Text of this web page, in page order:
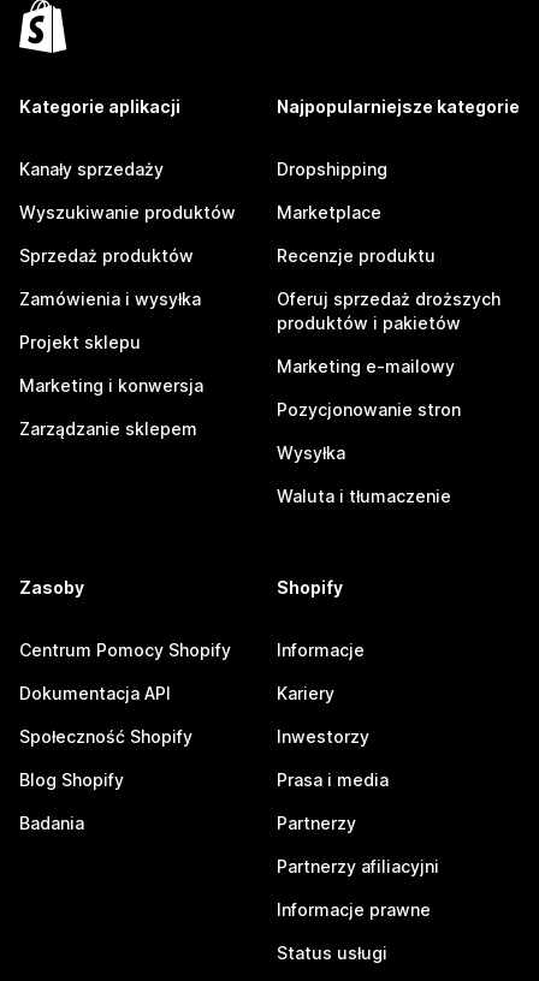
Kategorie aplikacji
Kanały sprzedaży
Wyszukiwanie produktów
Sprzedaż produktów
Zamówienia i wysyłka
Projekt sklepu
Marketing i konwersja
Zarządzanie sklepem
Najpopularniejsze kategorie
Dropshipping
Marketplace
Recenzje produktu
Oferuj sprzedaż droższych
produktów i pakietów
Marketing e-mailowy
Pozycjonowanie stron
Wysyłka
Waluta i tłumaczenie
Zasoby
Centrum Pomocy Shopify
Dokumentacja API
Społeczność Shopify
Blog Shopify
Badania
Shopify
Informacje
Kariery
Inwestorzy
Prasa i media
Partnerzy
Partnerzy afiliacyjni
Informacje prawne
Status usługi